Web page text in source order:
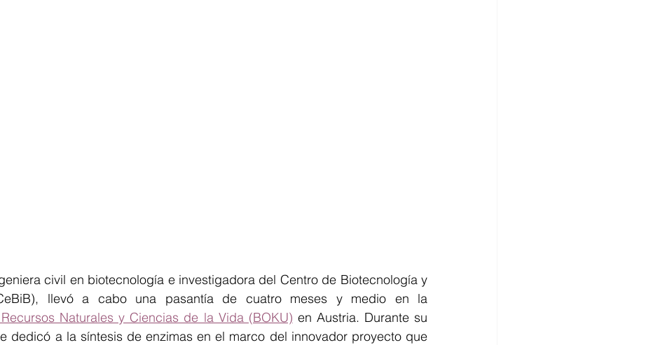
civil en biotecnología e investigadora del Centro de Biotecnología y
Naturales y Ciencias de la Vida (BOKU) en Austria. Durante su
dedicó a la síntesis de enzimas en el marco del innovador proyecto que